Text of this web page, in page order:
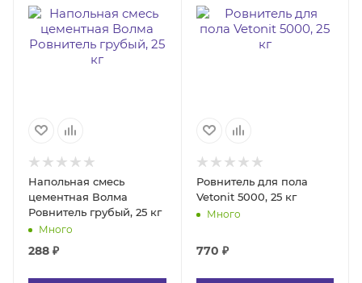
Напольная смесь
цементная Волма
Ровнитель грубый, 25 кг
Много
288 ₽
Ровнитель для пола
Vetonit 5000, 25 кг
Много
770 ₽